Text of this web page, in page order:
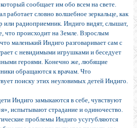
сообщает им обо всем на свете.
работает словно волшебное зеркальце, как
или радиоприемник. Индиго видят, слышат,
что происходит на Земле. Взрослым
маленький Индиго разговаривает сам с
с невидимыми игрушками и беседует
героями. Конечно же, любящие
обращаются к врачам. Что
поиску этих неуловимых детей Индиго.
Индиго замыкаются в себе, чувствуют
испытывают страдание и одиночество.
проблемы Индиго усугубляются